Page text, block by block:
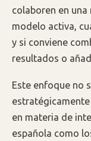
colaboren en
modelo activa,
y si conviene
resultados o
Este enfoque no
en materia de
española como